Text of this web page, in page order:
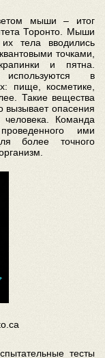
мыши – итог
Торонто. Мыши
тела вводились
точками,
и пятна.
в
пище, косметике,
Такие вещества
вызывает опасения
Команда
ими
более точного
тесты